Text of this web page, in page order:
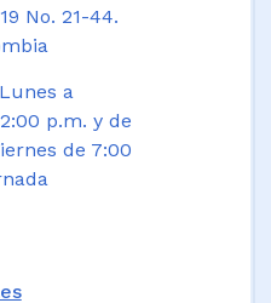
No. 21-44.
a
p.m. y de
de 7:00